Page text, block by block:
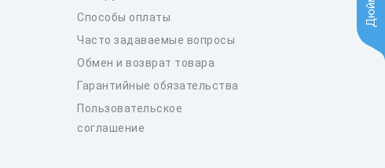
Способы оплаты
Часто задаваемые вопросы
Обмен и возврат товара
Гарантийные обязательства
Пользовательское
соглашение